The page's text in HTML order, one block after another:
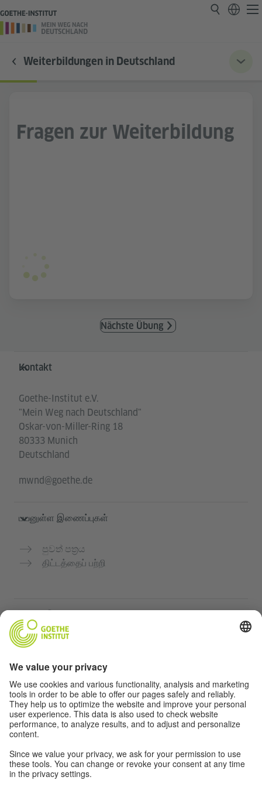
Weiterbildungen in Deutschland
Fragen zur Weiterbildung
Nächste Übung
Service- und Informationsbereich
Kontakt
Goethe-Institut e.V.
"Mein Weg nach Deutschland"
Oskar-von-Miller-Ring 18
80333 Munich
Deutschland
mwnd@goethe.de
பயனுள்ள இணைப்புகள்
පුවත් පත්‍රය
திட்டத்தைப் பற்றி
கோய்த் இன்ஸ்டிடியூட்டின் ஜெர்மன் பாடநெறிகள்
ஆசிரியர் போர்டல் "Deutschstunde"
தனியுரிமை மற்றும் அணுகல் வசதி
தனியுரிமை அமைப்புகள்